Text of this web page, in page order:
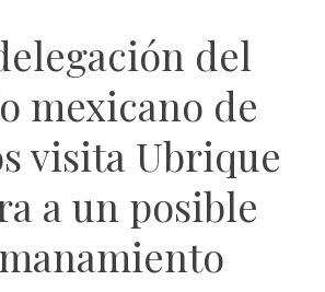
del
mexicano de
visita Ubrique
a un posible